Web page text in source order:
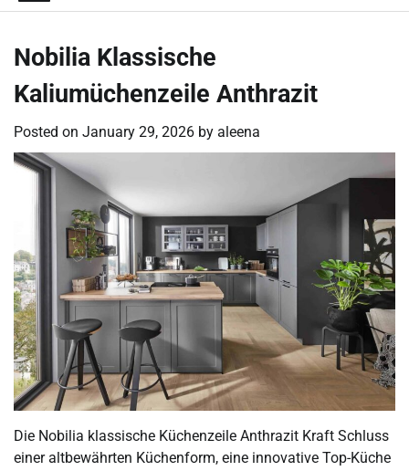
Nobilia Klassische
Kaliumüchenzeile Anthrazit
Posted on January 29, 2026 by aleena
Die Nobilia klassische Küchenzeile Anthrazit Kraft Schluss
einer altbewährten Küchenform, eine innovative Top-Küche